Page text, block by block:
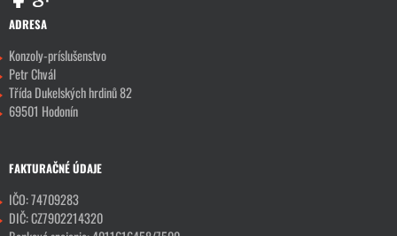
ADRESA
Konzoly-príslušenstvo
Petr Chvál
Třída Dukelských hrdinů 82
69501 Hodonín
FAKTURAČNÉ ÚDAJE
IČO: 74709283
DIČ: CZ7902214320